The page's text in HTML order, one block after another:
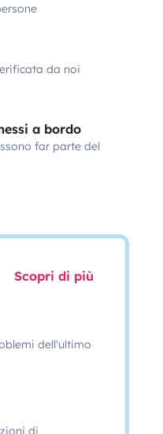
da noi
a bordo
far parte del
Scopri di più
dell'ultimo
di